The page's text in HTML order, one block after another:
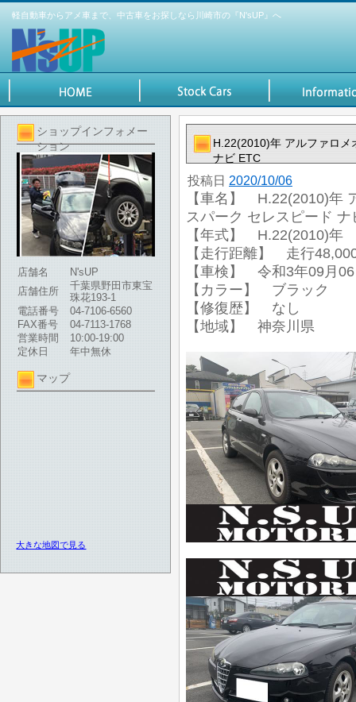
軽自動車からアメ車まで、中古車をお探しなら川崎市の『N'sUP』へ
ショップインフォメー
ション
店舗名
N'sUP
店舗住所
千葉県野田市東宝
珠花193-1
電話番号
04-7106-6560
FAX番号
04-7113-1768
営業時間
10:00-19:00
定休日
年中無休
マップ
大きな地図で見る
H.22(2010)年 アルファロ
ナビ ETC
投稿日 2020/10/06
【車名】 H.22(2010)年
スパーク セレスピード ナ
【年式】 H.22(2010)年
【走行距離】 走行
【車検】 令和3年09月
【カラー】 ブラック
【修復歴】 なし
【地域】 神奈川県